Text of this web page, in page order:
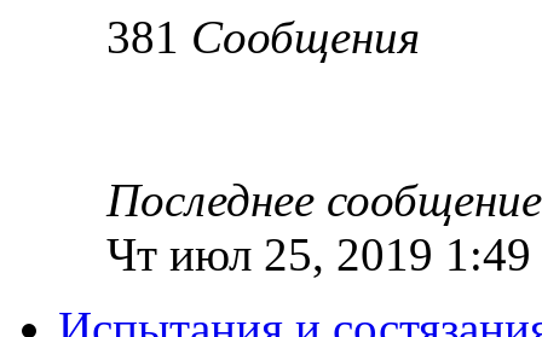
381 Сообщения
Последнее сообщение
Чт июл 25, 2019 1:49